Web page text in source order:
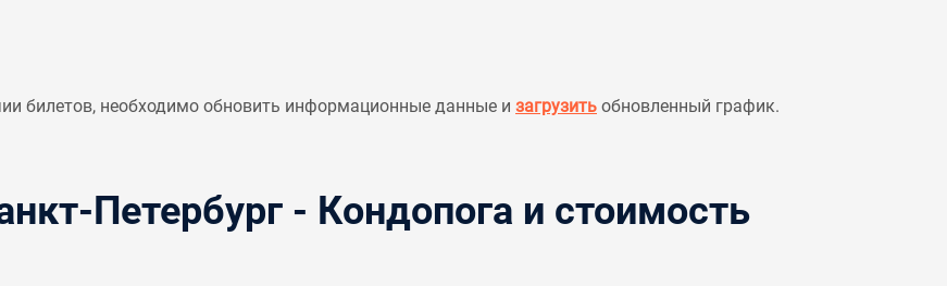
билетов, необходимо обновить информационные данные и загрузить обновленный график.
Петербург - Кондопога и стоимость